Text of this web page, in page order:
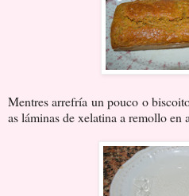
Mentres arrefría un pouco o
as láminas de xelatina a remollo en